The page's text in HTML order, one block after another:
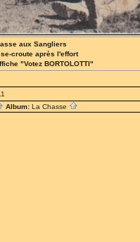
aux Sangliers
croute après l'effort
"Votez BORTOLOTTI"
Album: La Chasse